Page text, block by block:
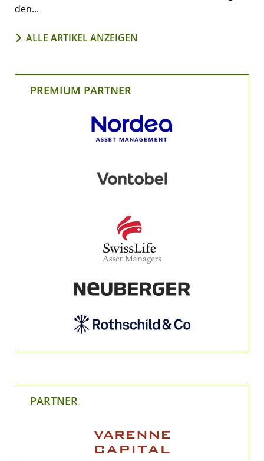
den...
ALLE ARTIKEL ANZEIGEN
PREMIUM PARTNER
PARTNER